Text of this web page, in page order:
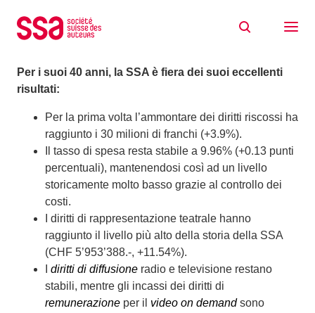
Per i suoi 40 anni, la SSA è fiera dei suoi eccellenti
risultati:
Per la prima volta l’ammontare dei diritti riscossi ha
raggiunto i 30 milioni di franchi (+3.9%).
Il tasso di spesa resta stabile a 9.96% (+0.13 punti
percentuali), mantenendosi così ad un livello
storicamente molto basso grazie al controllo dei
costi.
I diritti di rappresentazione teatrale hanno
raggiunto il livello più alto della storia della SSA
(CHF 5’953’388.-, +11.54%).
diritti di diffusione radio e televisione restano
stabili, mentre gli incassi dei diritti di
remunerazione per il video on demandsono